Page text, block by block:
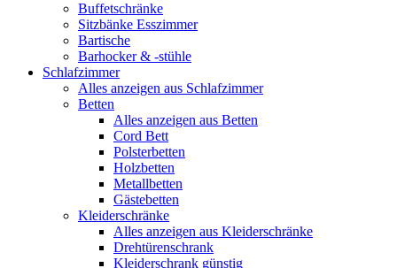
Buffetschränke
Sitzbänke Esszimmer
Bartische
Barhocker & -stühle
Schlafzimmer
Alles anzeigen aus Schlafzimmer
Betten
Alles anzeigen aus Betten
Cord Bett
Polsterbetten
Holzbetten
Metallbetten
Gästebetten
Kleiderschränke
Alles anzeigen aus Kleiderschränke
Drehtürenschrank
Kleiderschrank günstig